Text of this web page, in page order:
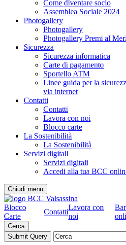
Come diventare socio
Assemblea Sociale 2024
Photogallery
Photogallery
Photogallery Premi al
Sicurezza
Sicurezza informatica
Carte di pagamento
Sportello ATM
Linee guida per la
via internet
Contatti
Contatti
Lavora con noi
Blocco carte
La Sostenibilità
La Sostenibilità
Servizi digitali
Servizi digitali
Accedi alla tua BCC
Chiudi menu
Blocco
Carte
Contatti
Lavora con
noi
Cerca